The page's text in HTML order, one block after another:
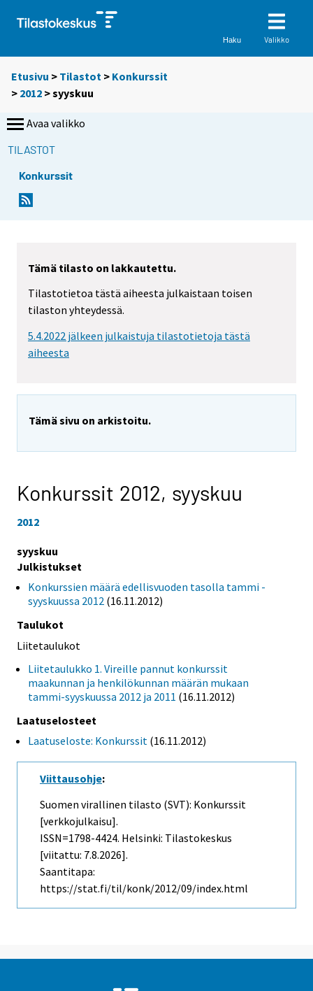
Haku Valikko
Etusivu > Tilastot > Konkurssit
> 2012 >syyskuu
Avaa valikko
TILASTOT
Konkurssit
Tämä tilasto on lakkautettu.
Tilastotietoa tästä aiheesta julkaistaan toisen
tilaston yhteydessä.
5.4.2022 jälkeen julkaistuja tilastotietoja tästä
aiheesta
Tämä sivu on arkistoitu.
Konkurssit 2012, syyskuu
2012
syyskuu
Julkistukset
Konkurssien määrä edellisvuoden tasolla tammi -
syyskuussa 2012 (16.11.2012)
Taulukot
Liitetaulukot
Liitetaulukko 1. Vireille pannut konkurssit
maakunnan ja henkilökunnan määrän mukaan
tammi-syyskuussa 2012 ja 2011 (16.11.2012)
Laatuselosteet
Laatuseloste: Konkurssit (16.11.2012)
Viittausohje:
Suomen virallinen tilasto (SVT): Konkurssit
[verkkojulkaisu].
ISSN=1798-4424. Helsinki: Tilastokeskus
[viitattu: 7.8.2026].
Saantitapa:
https://stat.fi/til/konk/2012/09/index.html